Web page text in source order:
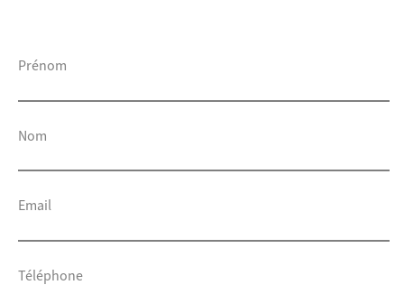
Prénom
Nom
Email
Téléphone